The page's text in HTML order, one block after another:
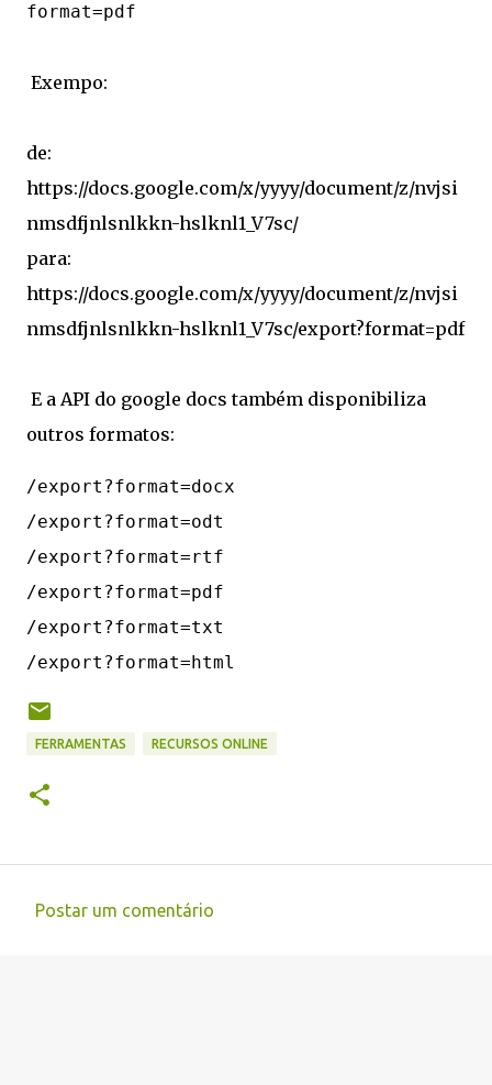
format=pdf
Exempo:
de:
https://docs.google.com/x/yyyy/document/z/nvjsi
nmsdfjnlsnlkkn-hslknl1_V7sc/
para:
https://docs.google.com/x/yyyy/document/z/nvjsi
nmsdfjnlsnlkkn-hslknl1_V7sc/export?format=pdf
E a API do google docs também disponibiliza
outros formatos:
/export?format=docx
/export?format=odt
/export?format=rtf
/export?format=pdf
/export?format=txt
FERRAMENTAS RECURSOS ONLINE
Postar um comentário